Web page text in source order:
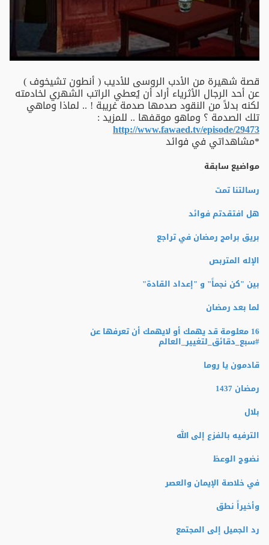
قصة شهيرة من الأدب الروسى للأديب ( أنطون تشيخوف )
عن أحد الرجال الأثرياء أراد أن يُعطي الراتب الشهري لخادمته
لكنه بدلاً من النقود صدمها صدمة غريبة ! .. لماذا وماهي
تلك الصدمة ؟ وماهو موقفها .. للمزيد :
http://www.fawaed.tv/episode/29473
*مشاهداتي في فوائد
مواضيع سابقة
رسالتنا تمت
هل افتقدتم فوائد
بريق برامج رمضان في تراجع
الإله المتربص
بين "كن نجماً" و "إعداد القادة"
لما بعد رمضان
16 معلومة قد يهمك أو لايهمك أن تعرفها عن
‫#‏سبع_دقائق_لتغيير_العالم‬
قادمون يا روما
رمضان 1437
بلال
الترفيه بالفزع إلى الله
نضوج الوعظ
في خلاصة الإيمان والعصر
وأخيراً نطق
رد الجميل إلى المجتمع